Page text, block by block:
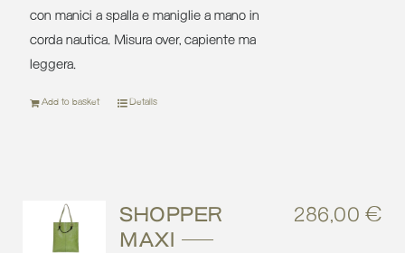
con manici a spalla e maniglie a mano in
corda nautica. Misura over, capiente ma
leggera.
Add to basket Details
SHOPPER
MAXI –
286,00€